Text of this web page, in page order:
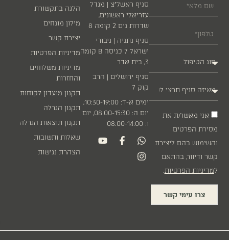
סניף ראשל״צ | מגדל
עזריאלי ראשונים,
שדרות נים 2 קומה 8
סניף נתניה | גיבורי
ישראל 7 כניסה B קומה
סניף ירושלים | הרב
קוק 7
ימים א-ד: 10:30-19:00,
יום ה: 08:00-15:30, יום
הלגה בתקשורת
מילון מונחים
יצירת קשר
מדיניות הפרטיות
מדיניות משלוחים
והחזרות
תקנון מועדון לקוחות
תקנון הגרלה
תקנון תוצאות הגרלה
שאלות ותשובות
הצהרת נגישות
מאשר/ת את
הפרטים
בהם ליצירת
בהתאם
הפרטיות.
עימי קשר